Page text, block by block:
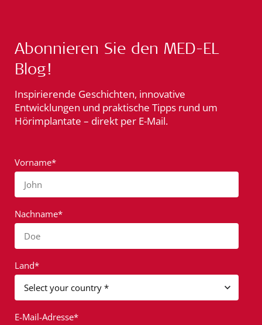
Abonnieren Sie den MED-EL
Blog!
Inspirierende Geschichten, innovative
Entwicklungen und praktische Tipps rund um
Hörimplantate – direkt per E-Mail.
Vorname*
John
Nachname*
Doe
Land*
E-Mail-Adresse*